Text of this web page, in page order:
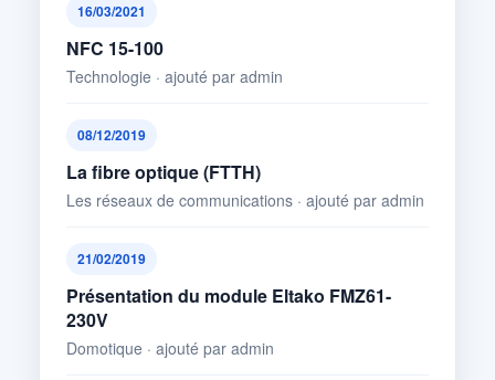
16/03/2021
NFC 15-100
Technologie · ajouté par admin
08/12/2019
La fibre optique (FTTH)
Les réseaux de communications · ajouté par admin
21/02/2019
Présentation du module Eltako FMZ61-
230V
Domotique · ajouté par admin